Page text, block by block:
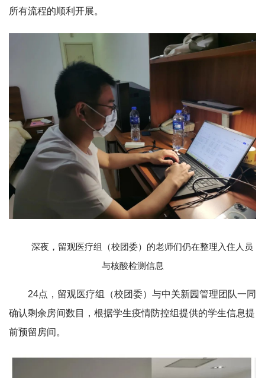
所有流程的顺利开展。
深夜，留观医疗组（校团委）的老师们仍在整理入住人员
与核酸检测信息
24点，留观医疗组（校团委）与中关新园管理团队一同
确认剩余房间数目，根据学生疫情防控组提供的学生信息提
前预留房间。